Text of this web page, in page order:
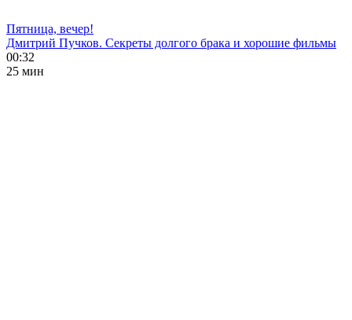
Пятница, вечер!
Дмитрий Пучков. Секреты долгого брака и хорошие фильмы
00:32
25 мин